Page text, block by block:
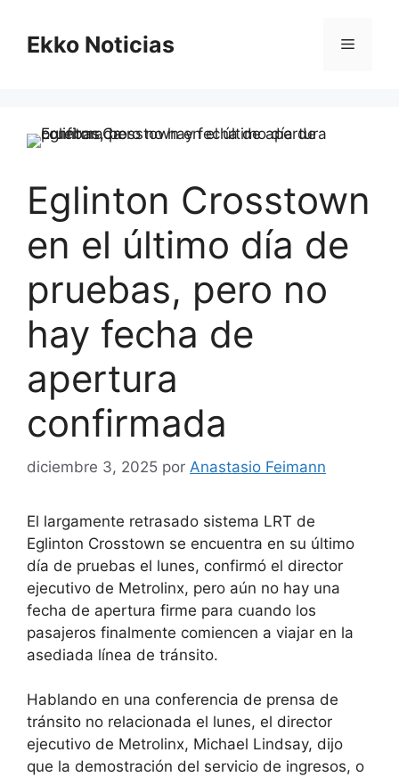
contenido
Ekko Noticias Menú
Eglinton Crosstown
en el último día de
pruebas, pero no
hay fecha de
apertura
confirmada
diciembre 3, 2025 por Anastasio Feimann
El largamente retrasado sistema LRT de
Eglinton Crosstown se encuentra en su último
día de pruebas el lunes, confirmó el director
ejecutivo de Metrolinx, pero aún no hay una
fecha de apertura firme para cuando los
pasajeros finalmente comiencen a viajar en la
asediada línea de tránsito.
Hablando en una conferencia de prensa de
tránsito no relacionada el lunes, el director
ejecutivo de Metrolinx, Michael Lindsay, dijo
que la demostración del servicio de ingresos, o